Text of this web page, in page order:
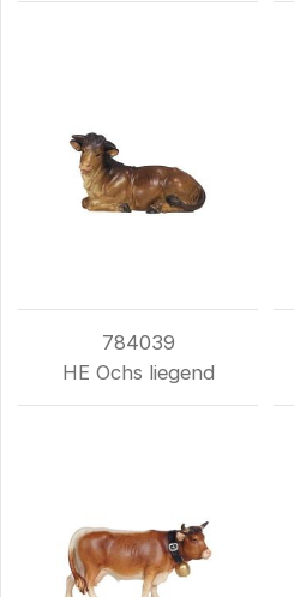
784039
HE Ochs liegend